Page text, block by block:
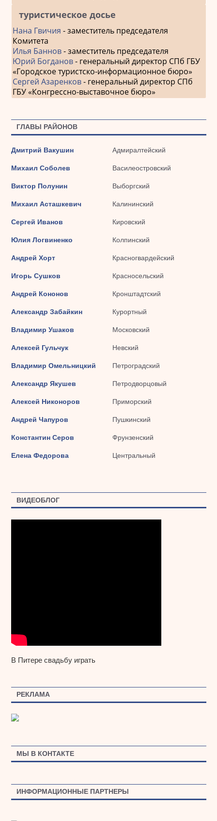
туристическое досье
Нана Гвичия - заместитель председателя
Комитета
Илья Баннов- заместитель председателя
Юрий Богданов- генеральный директор СПб ГБУ
«Городское туристско-информационное бюро»
Сергей Азаренков- генеральный директор СПб
ГБУ «Конгрессно-выставочное бюро»
ГЛАВЫ РАЙОНОВ
Дмитрий Вакушин Адмиралтейский
Михаил Соболев Василеостровский
Виктор Полунин Выборгский
Михаил Асташкевич Калининский
Сергей Иванов Кировский
Юлия Логвиненко Колпинский
Андрей Хорт Красногвардейский
Игорь Сушков Красносельский
Андрей Кононов Кронштадтский
Александр Забайкин Курортный
Владимир Ушаков Московский
Алексей Гульчук Невский
Владимир Омельницкий Петроградский
Александр Якушев Петродворцовый
Алексей Никоноров Приморский
Андрей Чапуров Пушкинский
Константин Серов Фрунзенский
Елена Федорова Центральный
ВИДЕОБЛОГ
В Питере свадьбу играть
РЕКЛАМА
МЫ В КОНТАКТЕ
ИНФОРМАЦИОННЫЕ ПАРТНЕРЫ